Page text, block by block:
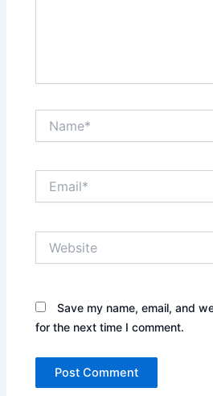
Save my name, email, and
for the next time I comment.